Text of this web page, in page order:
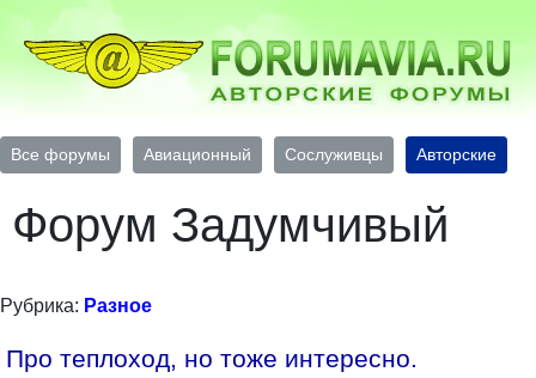
Все форумы Авиационный Сослуживцы Авторские
Форум Задумчивый
Рубрика: Разное
Про теплоход, но тоже интересно.